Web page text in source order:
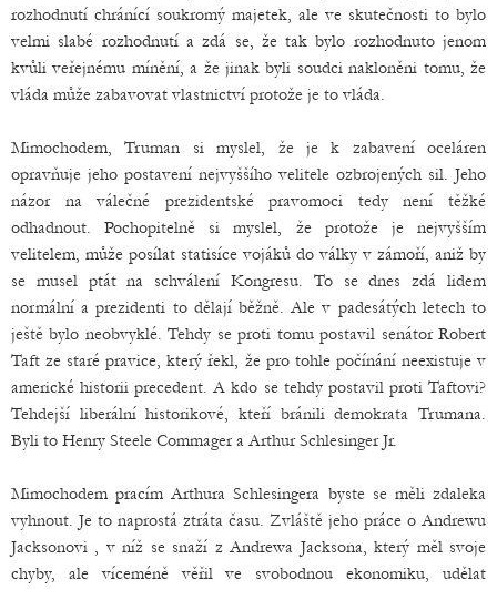
rozhodnutí chránící soukromý majetek, ale ve skutečnosti to bylo
velmi slabé rozhodnutí a zdá se, že tak bylo rozhodnuto jenom
kvůli veřejnému mínění, a že jinak byli soudci nakloněni tomu, že
vláda může zabavovat vlastnictví protože je to vláda.
Mimochodem, Truman si myslel, že je k zabavení oceláren
opravňuje jeho postavení nejvyššího velitele ozbrojených sil. Jeho
názor na válečné prezidentské pravomoci tedy není těžké
odhadnout. Pochopitelně si myslel, že protože je nejvyšším
velitelem, může posílat statisíce vojáků do války v zámoří, aniž by
se musel ptát na schválení Kongresu. To se dnes zdá lidem
normální a prezidenti to dělají běžně. Ale v padesátých letech to
ještě bylo neobvyklé. Tehdy se proti tomu postavil senátor Robert
Taft ze staré pravice, který řekl, že pro tohle počínání neexistuje v
americké historii precedent. A kdo se tehdy postavil proti Taftovi?
Tehdejší liberální historikové, kteří bránili demokrata Trumana.
Byli to Henry Steele Commager a Arthur Schlesinger Jr.
Mimochodem pracím Arthura Schlesingera byste se měli zdaleka
vyhnout. Je to naprostá ztráta času. Zvláště jeho práce o Andrewu
Jacksonovi , v níž se snaží z Andrewa Jacksona, který měl svoje
chyby, ale víceméně věřil ve svobodnou ekonomiku, udělat